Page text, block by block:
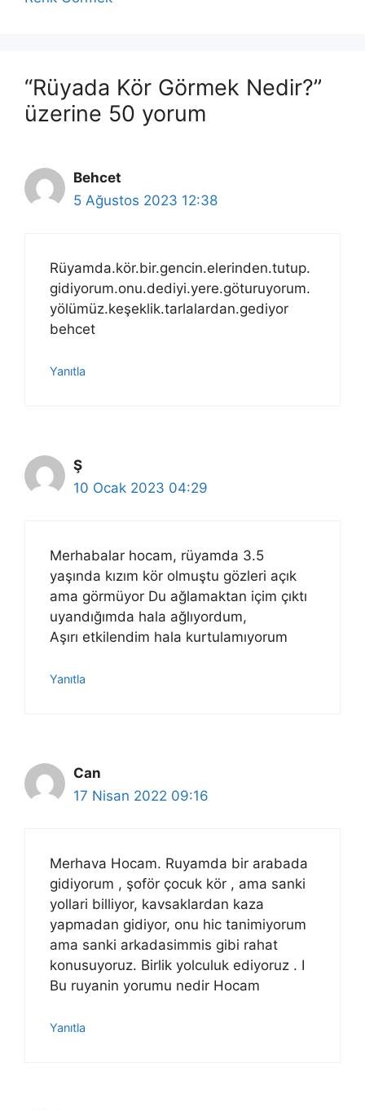
“Rüyada Kör Görmek Nedir?”
üzerine 50 yorum
Behcet
5 Ağustos 2023 12:38
Rüyamda.kör.bir.gencin.elerinden.tutup.
gidiyorum.onu.dediyi.yere.göturuyorum.
yölümüz.keşeklik.tarlalardan.gediyor
behcet
Yanıtla
Ş
10 Ocak 2023 04:29
Merhabalar hocam, rüyamda 3.5
yaşında kızım kör olmuştu gözleri açık
ama görmüyor Du ağlamaktan içim çıktı
uyandığımda hala ağlıyordum,
Aşırı etkilendim hala kurtulamıyorum
Yanıtla
Can
17 Nisan 2022 09:16
Merhava Hocam. Ruyamda bir arabada
gidiyorum , şoför çocuk kör , ama sanki
yollari billiyor, kavsaklardan kaza
yapmadan gidiyor, onu hic tanimiyorum
ama sanki arkadasimmis gibi rahat
konusuyoruz. Birlik yolculuk ediyoruz . I
Bu ruyanin yorumu nedir Hocam
Yanıtla